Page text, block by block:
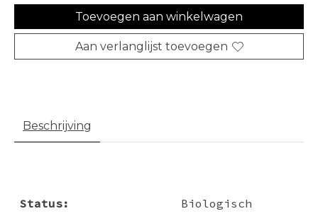
Toevoegen aan winkelwagen
Aan verlanglijst toevoegen
Beschrijving
Status:
Biologisch